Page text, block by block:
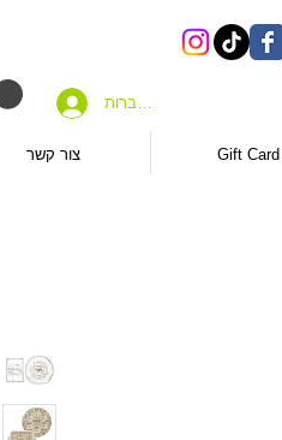
להתחברות
צור קשר Gift Card